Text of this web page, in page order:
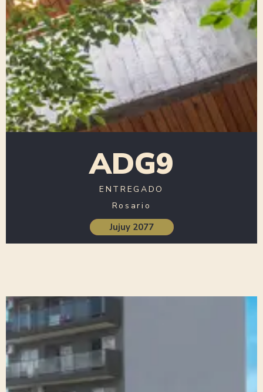
ADG9
ENTREGADO
Rosario
Jujuy 2077